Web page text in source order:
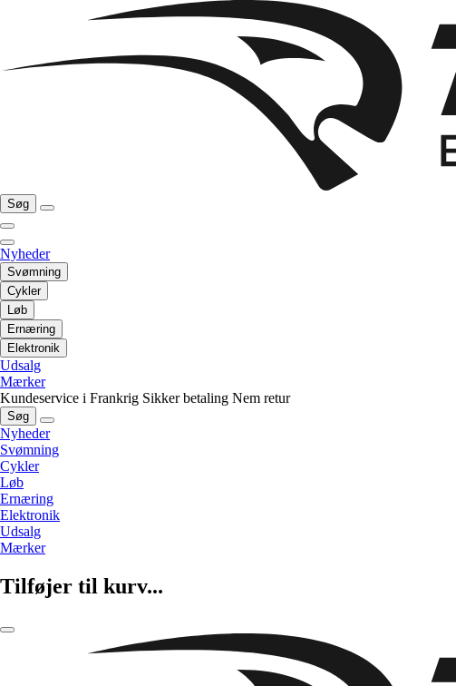
Søg
Nyheder
Svømning
Cykler
Løb
Ernæring
Elektronik
Udsalg
Mærker
Kundeservice i Frankrig Sikker betaling Nem retur
Søg
Nyheder
Svømning
Cykler
Løb
Ernæring
Elektronik
Udsalg
Mærker
Tilføjer til kurv...